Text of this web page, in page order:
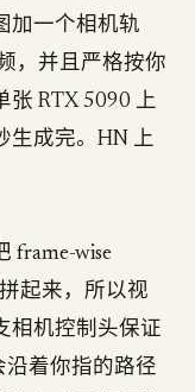
加一个相机轨
，并且严格按你
张 RTX 5090 上
生成完。HN 上
frame-wise
起来，所以视
相机控制头保证
沿着你指的路径